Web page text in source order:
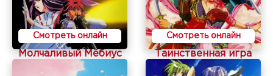
Смотреть онлайн
Молчаливый Мёбиус
Смотреть онлайн
Таинственная игра